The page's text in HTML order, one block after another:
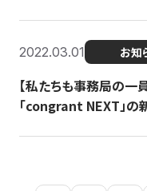
2022.03.01 お知
【私たちも事務局の一
「congrant NEXT」の